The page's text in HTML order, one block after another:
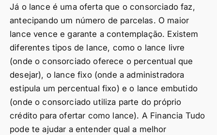
Já o lance é uma oferta que o consorciado faz,
antecipando um número de parcelas. O maior
lance vence e garante a contemplação. Existem
diferentes tipos de lance, como o lance livre
(onde o consorciado oferece o percentual que
desejar), o lance fixo (onde a administradora
estipula um percentual fixo) e o lance embutido
(onde o consorciado utiliza parte do próprio
crédito para ofertar como lance). A Financia Tudo
pode te ajudar a entender qual a melhor